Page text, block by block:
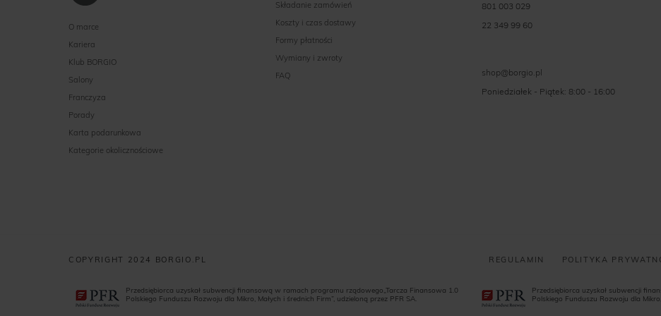
O marce
Kariera
Klub BORGIO
Salony
Franczyza
Porady
Karta podarunkowa
Kategorie okolicznościowe
Składanie zamówień
Koszty i czas dostawy
Formy płatności
Wymiany i zwroty
FAQ
801 003 029
22 349 99 60
shop@borgio.pl
Poniedziałek - Piątek: 8:00 - 16:00
COPYRIGHT 2024 BORGIO.PL REGULAMIN POLITYKA
Przedsiębiorca uzyskał subwencji finansową w ramach programu rządowego„Tarcza Finansowa 1.0
Polskiego Funduszu Rozwoju dla Mikro, Małych i średnich Firm”, udzieloną przez PFR SA.
Przedsiębiorca uzyskał subwencji
Polskiego Funduszu Rozwoju dla